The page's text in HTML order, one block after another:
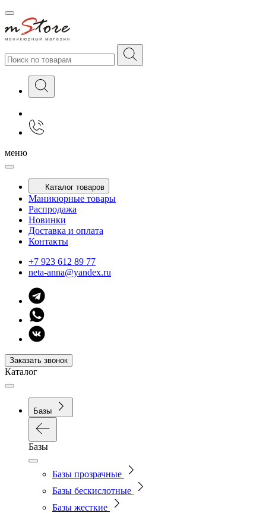
меню
Каталог товаров
Маникюрные товары
Распродажа
Новинки
Доставка и оплата
Контакты
+7 923 612 89 77
neta-anna@yandex.ru
Заказать звонок
Каталог
Базы
Базы
Базы прозрачные
Базы бескислотные
Базы жесткие